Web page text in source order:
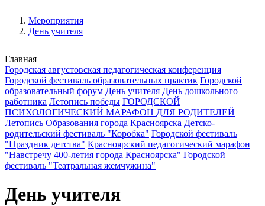
Мероприятия
День учителя
Главная
Городская августовская педагогическая конференция
Городской фестиваль образовательных практик Городской
образовательный форум День учителя День дошкольного
работника Летопись победы ГОРОДСКОЙ
ПСИХОЛОГИЧЕСКИЙ МАРАФОН ДЛЯ РОДИТЕЛЕЙ
Летопись Образования города Красноярска Детско-
родительский фестиваль "Коробка" Городской фестиваль
"Праздник детства" Красноярский педагогический марафон
"Навстречу 400-летия города Красноярска" Городской
фестиваль "Театральная жемчужина"
День учителя